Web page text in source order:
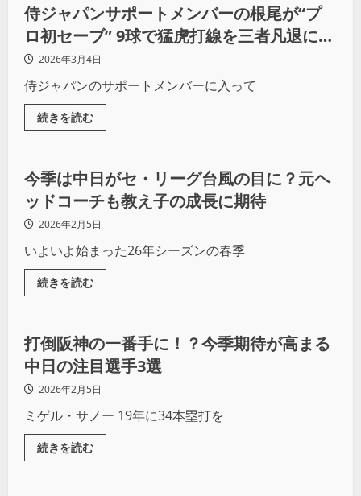
侍ジャパンサポートメンバーの根尾が“プ
ロ初セーブ” 9球で猛虎打線を三者凡退に抑
え、転向5年目は覚醒の兆し
2026年3月4日
侍ジャパンのサポートメンバーに入って
続きを読む
野球
今季は中日がセ・リーグ台風の目に？元ヘ
ッドコーチも教え子の成長に期待
2026年2月5日
いよいよ始まった26年シーズンの春季
続きを読む
野球
打倒阪神の一番手に！？今季期待が高まる
中日の注目選手3選
2026年2月5日
ミゲル・サノー 19年に34本塁打を
続きを読む
野球